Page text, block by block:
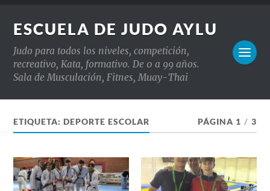
ESCUELA DE JUDO AYLU
Judo para todos los niveles, competición,
recreativo, Kata, formativo. De 0 a 99 años.
Sala de Musculación, Fitnes, Muay-Thai
ETIQUETA:DEPORTE ESCOLAR PÁGINA 1 / 3